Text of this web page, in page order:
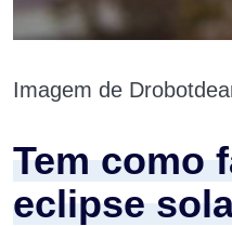
Imagem de
Tem como
eclipse